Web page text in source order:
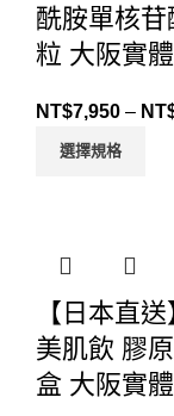
酰胺單核
粒 大阪實
NT$7,950 –
選擇規格
【日本直
美肌飲 膠
盒 大阪實